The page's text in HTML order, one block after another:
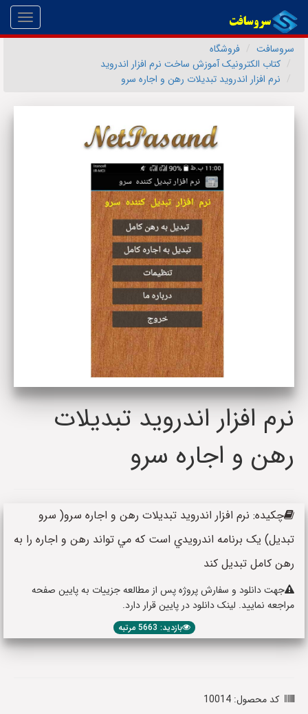
سروسافت
فروشگاه
کتاب الکترونیک آموزش ساخت نرم افزار اندروید
نرم افزار اندرويد تبديلات رهن و اجاره سرو
نرم افزار اندرويد تبديلات
رهن و اجاره سرو
چکیده: نرم افزار اندرويد تبديلات رهن و اجاره سرو( سرو
تبديل) يک برنامه اندرويدي است که مي تواند رهن و اجاره را به
رهن کامل تبديل کند
جهت دانلود و سفارش پروژه پس از مطالعه جزییات به پایین صفحه
مراجعه نمایید. لینک دانلود در پایین قرار دارد.
بازدید: 5663 مرتبه
کد محصول: 10014